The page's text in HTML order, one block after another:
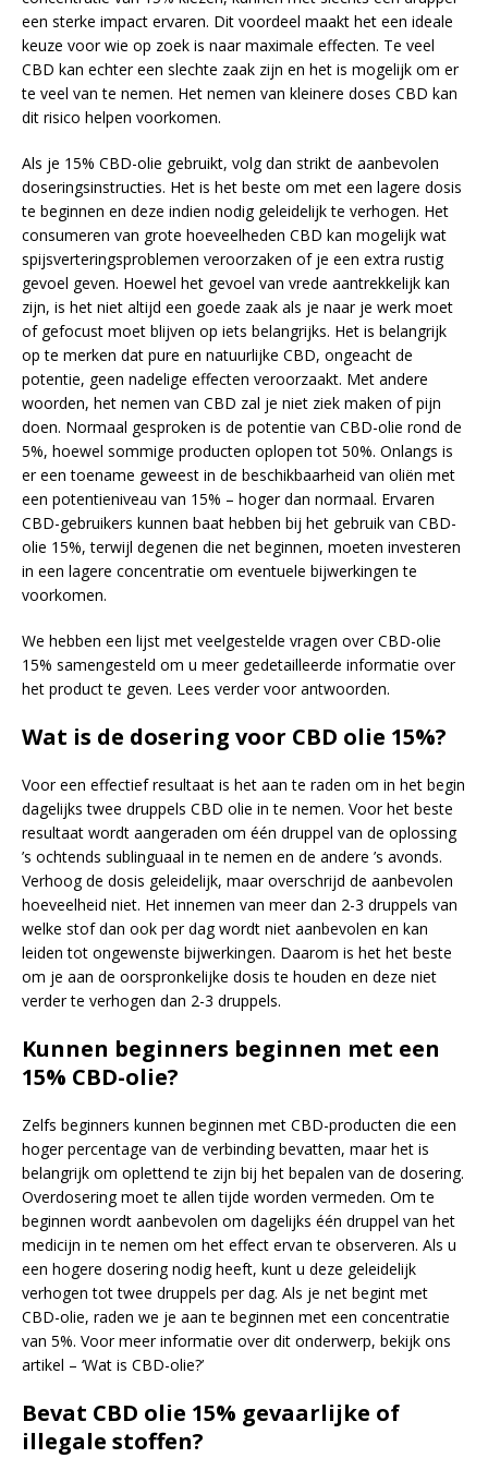
een sterke impact ervaren. Dit voordeel maakt het een ideale
keuze voor wie op zoek is naar maximale effecten. Te veel
CBD kan echter een slechte zaak zijn en het is mogelijk om er
te veel van te nemen. Het nemen van kleinere doses CBD kan
dit risico helpen voorkomen.
Als je 15% CBD-olie gebruikt, volg dan strikt de aanbevolen
doseringsinstructies. Het is het beste om met een lagere dosis
te beginnen en deze indien nodig geleidelijk te verhogen. Het
consumeren van grote hoeveelheden CBD kan mogelijk wat
spijsverteringsproblemen veroorzaken of je een extra rustig
gevoel geven. Hoewel het gevoel van vrede aantrekkelijk kan
zijn, is het niet altijd een goede zaak als je naar je werk moet
of gefocust moet blijven op iets belangrijks. Het is belangrijk
op te merken dat pure en natuurlijke CBD, ongeacht de
potentie, geen nadelige effecten veroorzaakt. Met andere
woorden, het nemen van CBD zal je niet ziek maken of pijn
doen. Normaal gesproken is de potentie van CBD-olie rond de
5%, hoewel sommige producten oplopen tot 50%. Onlangs is
er een toename geweest in de beschikbaarheid van oliën met
een potentieniveau van 15% – hoger dan normaal. Ervaren
CBD-gebruikers kunnen baat hebben bij het gebruik van CBD-
olie 15%, terwijl degenen die net beginnen, moeten investeren
in een lagere concentratie om eventuele bijwerkingen te
voorkomen.
We hebben een lijst met veelgestelde vragen over CBD-olie
15% samengesteld om u meer gedetailleerde informatie over
het product te geven. Lees verder voor antwoorden.
Wat is de dosering voor CBD olie 15%?
Voor een effectief resultaat is het aan te raden om in het begin
dagelijks twee druppels CBD olie in te nemen. Voor het beste
resultaat wordt aangeraden om één druppel van de oplossing
’s ochtends sublinguaal in te nemen en de andere ’s avonds.
Verhoog de dosis geleidelijk, maar overschrijd de aanbevolen
hoeveelheid niet. Het innemen van meer dan 2-3 druppels van
welke stof dan ook per dag wordt niet aanbevolen en kan
leiden tot ongewenste bijwerkingen. Daarom is het het beste
om je aan de oorspronkelijke dosis te houden en deze niet
verder te verhogen dan 2-3 druppels.
Kunnen beginners beginnen met een
15% CBD-olie?
Zelfs beginners kunnen beginnen met CBD-producten die een
hoger percentage van de verbinding bevatten, maar het is
belangrijk om oplettend te zijn bij het bepalen van de dosering.
Overdosering moet te allen tijde worden vermeden. Om te
beginnen wordt aanbevolen om dagelijks één druppel van het
medicijn in te nemen om het effect ervan te observeren. Als u
een hogere dosering nodig heeft, kunt u deze geleidelijk
verhogen tot twee druppels per dag. Als je net begint met
CBD-olie, raden we je aan te beginnen met een concentratie
van 5%. Voor meer informatie over dit onderwerp, bekijk ons
artikel – ‘Wat is CBD-olie?’
Bevat CBD olie 15% gevaarlijke of
illegale stoffen?